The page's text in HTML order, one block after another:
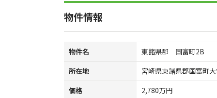
物件情報
物件名
東諸県郡 国富町2B
所在地
宮崎県東諸県郡国富町
価格
2,780万円